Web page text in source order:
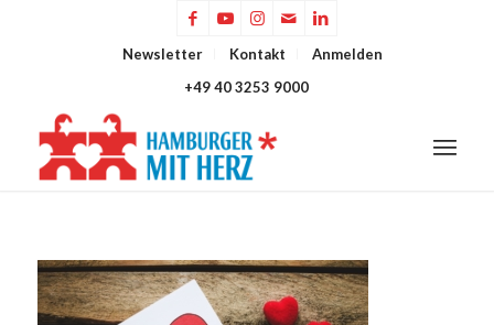
Newsletter Kontakt
Anmelden
+49 40 3253 9000